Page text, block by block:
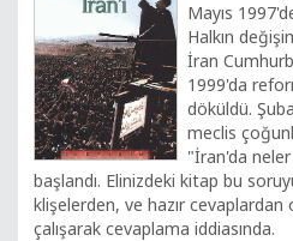
Mayıs
Halkın
İran
1999'da
döküldü.
meclis
"İran'da
başlandı. Elinizdeki kitap bu
klişelerden, ve hazır
çalışarak cevaplama iddiasında.